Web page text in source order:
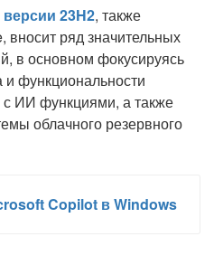
23H2, также
вносит ряд значительных
в основном фокусируясь
функциональности
с ИИ функциями, а также
облачного резервного
Copilot в Windows